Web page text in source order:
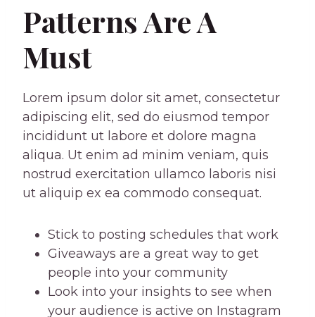
Patterns Are A
Must
Lorem ipsum dolor sit amet, consectetur
adipiscing elit, sed do eiusmod tempor
incididunt ut labore et dolore magna
aliqua. Ut enim ad minim veniam, quis
nostrud exercitation ullamco laboris nisi
ut aliquip ex ea commodo consequat.
Stick to posting schedules that work
Giveaways are a great way to get
people into your community
Look into your insights to see when
your audience is active on Instagram